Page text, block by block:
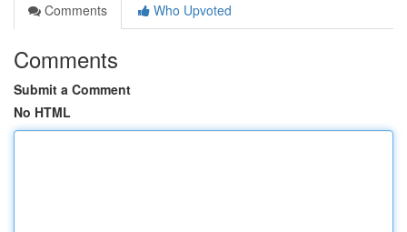
Comments
Who Upvoted
Comments
Submit a Comment
No HTML